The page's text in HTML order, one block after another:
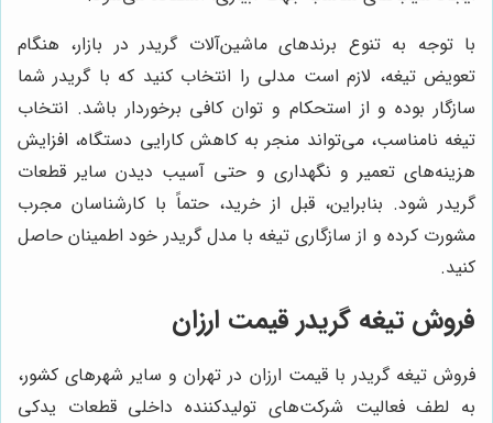
با توجه به تنوع برندهای ماشین‌آلات گریدر در بازار، هنگام
تعویض تیغه، لازم است مدلی را انتخاب کنید که با گریدر شما
سازگار بوده و از استحکام و توان کافی برخوردار باشد. انتخاب
تیغه نامناسب، می‌تواند منجر به کاهش کارایی دستگاه، افزایش
هزینه‌های تعمیر و نگهداری و حتی آسیب دیدن سایر قطعات
گریدر شود. بنابراین، قبل از خرید، حتماً با کارشناسان مجرب
مشورت کرده و از سازگاری تیغه با مدل گریدر خود اطمینان حاصل
کنید.
فروش تیغه گریدر قیمت ارزان
فروش تیغه گریدر با قیمت ارزان در تهران و سایر شهرهای کشور،
به لطف فعالیت شرکت‌های تولیدکننده داخلی قطعات یدکی